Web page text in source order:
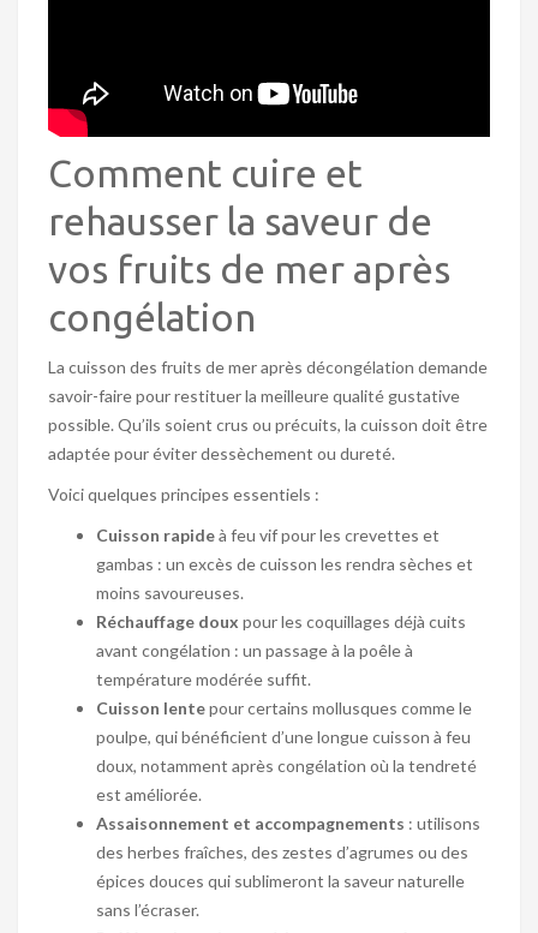
Comment cuire et
rehausser la saveur de
vos fruits de mer après
congélation
La cuisson des fruits de mer après décongélation demande
savoir-faire pour restituer la meilleure qualité gustative
possible. Qu’ils soient crus ou précuits, la cuisson doit être
adaptée pour éviter dessèchement ou dureté.
Voici quelques principes essentiels :
Cuisson rapideà feu vif pour les crevettes et
gambas : un excès de cuisson les rendra sèches et
moins savoureuses.
Réchauffage doux pour les coquillages déjà cuits
avant congélation : un passage à la poêle à
température modérée suffit.
Cuisson lentepour certains mollusques comme le
poulpe, qui bénéficient d’une longue cuisson à feu
doux, notamment après congélation où la tendreté
est améliorée.
Assaisonnement et accompagnements : utilisons
des herbes fraîches, des zestes d’agrumes ou des
épices douces qui sublimeront la saveur naturelle
sans l’écraser.